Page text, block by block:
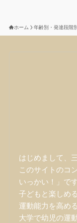
ホーム 年齢別・発達段階
はじめまして、
このサイトのコ
いっかい！」です
子どもと楽しめ
運動能力を高め
大学で幼児の運